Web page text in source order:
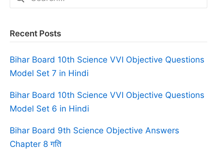
for:
Recent Posts
Bihar Board 10th Science VVI Objective Questions
Model Set 7 in Hindi
Bihar Board 10th Science VVI Objective Questions
Model Set 6 in Hindi
Bihar Board 9th Science Objective Answers
Chapter 8 गति